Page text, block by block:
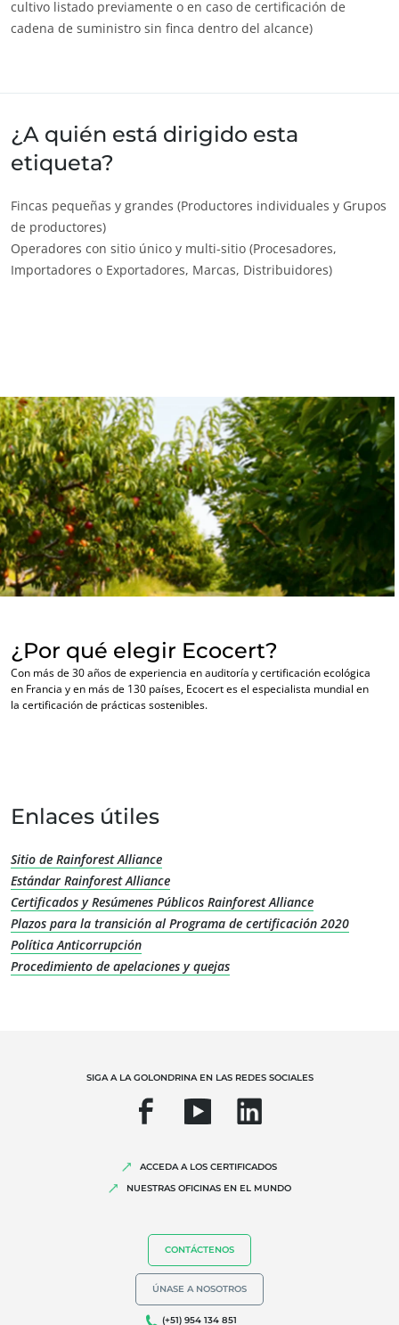
NUESTROS SECTORES COMERCIALES
Agroalimentario
Textiles
Productos del hogar
Materiales sostenibles
Insumos
Agricultura ecológica
Comercio justo
Agricultura sostenible
Calidad y seguridad alimentaria
Responsabilidad social corporativa
cultivo listado previamente o en caso de certificación de
cadena de suministro sin finca dentro del alcance)
¿A quién está dirigido esta
etiqueta?
Fincas pequeñas y grandes (Productores individuales y Grupos
de productores)
Operadores con sitio único y multi-sitio (Procesadores,
Importadores o Exportadores, Marcas, Distribuidores)
¿Por qué elegir Ecocert?
Con más de 30 años de experiencia en auditoría y certificación ecológica
en Francia y en más de 130 países, Ecocert es el especialista mundial en
la certificación de prácticas sostenibles.
Enlaces útiles
Sitio de Rainforest Alliance
Estándar Rainforest Alliance
Certificados y Resúmenes Públicos Rainforest Alliance
Plazos para la transición al Programa de certificación 2020
Política Anticorrupción
Procedimiento de apelaciones y quejas
SIGA A LA GOLONDRINA EN LAS REDES SOCIALES
ACCEDA A LOS CERTIFICADOS
NUESTRAS OFICINAS EN EL MUNDO
CONTÁCTENOS
ÚNASE A NOSOTROS
(+51) 954 134 851